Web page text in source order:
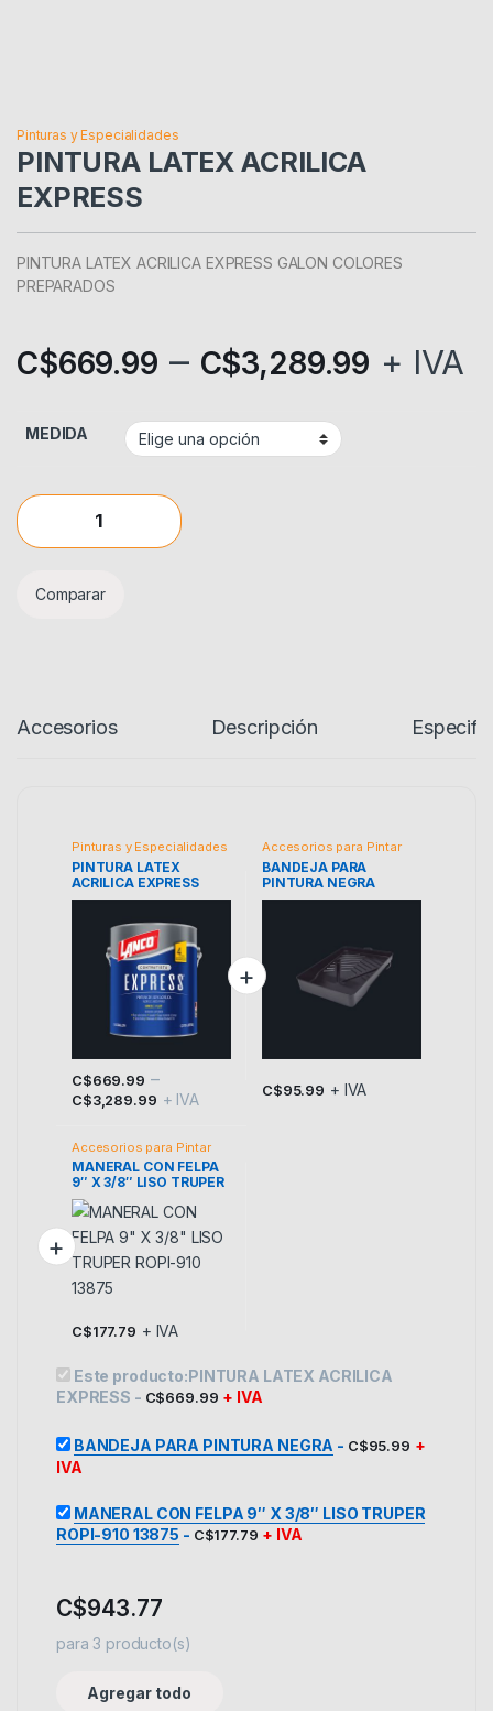
Pinturas y Especialidades
PINTURA LATEX ACRILICA
EXPRESS
PINTURA LATEX ACRILICA EXPRESS GALON COLORES
PREPARADOS
C$669.99 – C$3,289.99 + IVA
MEDIDA
PINTURA LATEX ACRILICA EXPRESS quantity
Comparar
Accesorios Descripción
Pinturas y Especialidades
PINTURA LATEX
ACRILICA EXPRESS
C$669.99 –
C$3,289.99 + IVA
Este producto tiene múltiples variantes. Las opciones se
Accesorios para Pintar
BANDEJA PARA
PINTURA NEGRA
C$95.99 + IVA
Accesorios para Pintar
MANERAL CON FELPA
9″ X 3/8″ LISO TRUPER
ROPI-910 13875
C$177.79 + IVA
Este producto:PINTURA LATEX ACRILICA
EXPRESS - C$669.99 + IVA
BANDEJA PARA PINTURA NEGRA - C$95.99 +
IVA
MANERAL CON FELPA 9″ X 3/8″ LISO TRUPER
ROPI-910 13875 - C$177.79 + IVA
C$943.77
para 3 producto(s)
Agregar todo